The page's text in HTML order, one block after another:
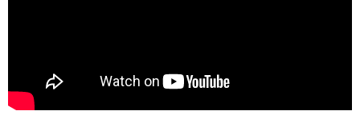
波佐見焼
同梱におすすめ